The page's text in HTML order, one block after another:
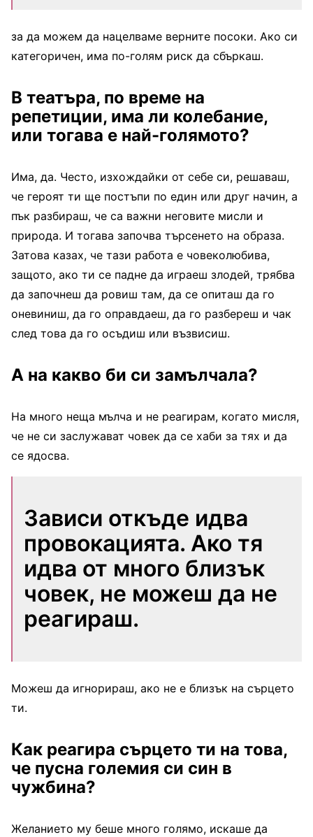
за да можем да нацелваме верните посоки. Ако си
категоричен, има по-голям риск да сбъркаш.
В театъра, по време на
репетиции, има ли колебание,
или тогава е най-голямото?
Има, да. Често, изхождайки от себе си, решаваш,
че героят ти ще постъпи по един или друг начин, а
пък разбираш, че са важни неговите мисли и
природа. И тогава започва търсенето на образа.
Затова казах, че тази работа е човеколюбива,
защото, ако ти се падне да играеш злодей, трябва
да започнеш да ровиш там, да се опиташ да го
оневиниш, да го оправдаеш, да го разбереш и чак
след това да го осъдиш или възвисиш.
А на какво би си замълчала?
На много неща мълча и не реагирам, когато мисля,
че не си заслужават човек да се хаби за тях и да
се ядосва.
Зависи откъде идва
провокацията. Ако тя
идва от много близък
човек, не можеш да не
реагираш.
Можеш да игнорираш, ако не е близък на сърцето
ти.
Как реагира сърцето ти на това,
че пусна големия си син в
чужбина?
Желанието му беше много голямо, искаше да